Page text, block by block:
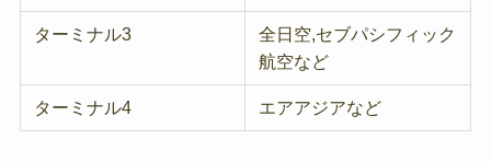
ターミナル3
全日空,セブパシフィック
航空など
ターミナル4 エアアジアなど